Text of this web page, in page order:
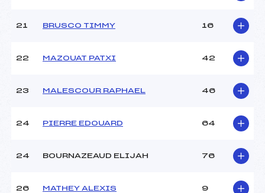
21 BRUSCO TIMMY 16
22 MAZOUAT PATXI 42
23 MALESCOUR RAPHAEL 46
24 PIERRE EDOUARD 64
24 BOURNAZEAUD ELIJAH 76
26 MATHEY ALEXIS 9